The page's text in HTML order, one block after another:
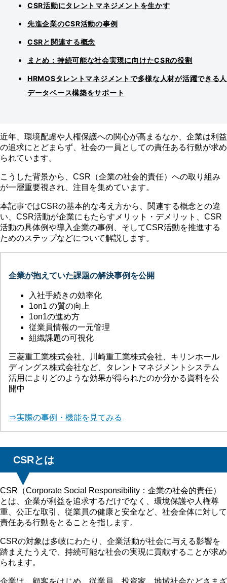
CSR活動にタレントマネジメントを生かす
先進企業のCSR活動の事例
CSRと関連する概念
まとめ：持続可能な社会実現に向けたCSRの役割
HRMOSタレントマネジメントで多様な人材が活躍できる
データベース構築をサポート
近年、環境配慮や人権保護への関心が高まるなか、企業は利益
の追求にとどまらず、社会の一員としての責任ある行動が求め
られています。
こうした背景から、CSR（企業の社会的責任）への取り組み
が一層重要視され、注目を集めています。
本記事ではCSRの基本的な考え方から、関連する概念との違
い、CSR活動が企業にもたらすメリット・デメリット、CSR
活動の具体例や導入企業の事例、そしてCSR活動を推進する
ためのステップなどについて解説します。
企業が抱えていた課題の解決事例を公開
入社手続きの効率化
1on1 の質の向上
1on1の進め方
従業員情報の一元管理
組織課題の可視化
三菱重工業株式会社、川崎重工業株式会社、キリンホール
ディングス株式会社など、タレントマネジメントシステム
活用によりどのような効果が得られたのか分かる資料を公
開中
⇒実際の事例・機能を見てみる
CSRとは
CSR（Corporate Social Responsibility：企業の社会的責任）
とは、企業が利益を追求するだけでなく、環境保護や人権尊
重、公正な取引、従業員の健康と安全など、社会全体に対して
責任ある行動をとることを指します。
CSRの対象は多岐にわたり、企業活動が社会に与える影響を
踏まえたうえで、持続可能な社会の実現に貢献することが求め
られます。
企業は、顧客をはじめ、従業員、投資家、地域社会などさまざ